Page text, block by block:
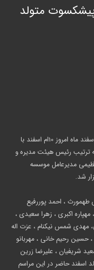
پیشکسوت متولد
مراسم تجلیل از هنرمندان پیشکسوت متولد اسفند ماه امروز 10ام اسفند با
ترتیب رئیس هیئت مدیره و
مدیرعامل موسسه
شد.
، احمد پوررفیع
اکبری ، زهرا سعیدی ،
مهدی شمس نیکنام ، عزت اله
حسین رحیم خانی ، مهربانو
شریفیان ، علیرضا زرین
اسفند حاضر در این مراسم